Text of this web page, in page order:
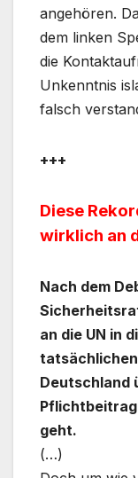
angehören.
dem linken
die
Unkenntnis
falsch
+++
Diese
wirklich an
Nach dem
an die UN in
Deutschland
geht.
(…)